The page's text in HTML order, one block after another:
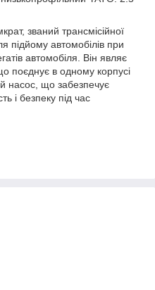
званий трансмісійної
підйому автомобілів при
автомобіля. Він являє
поєднує в одному корпусі
насос, що забезпечує
і безпеку під час